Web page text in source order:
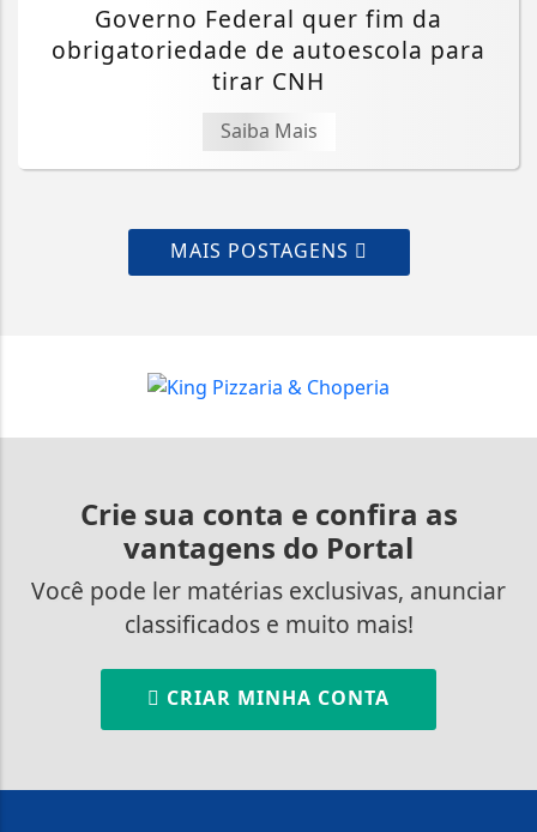
Governo Federal quer fim da
obrigatoriedade de autoescola para
tirar CNH
Saiba Mais
MAIS POSTAGENS
Crie sua conta e confira as
vantagens do Portal
Você pode ler matérias exclusivas, anunciar
classificados e muito mais!
CRIAR MINHA CONTA